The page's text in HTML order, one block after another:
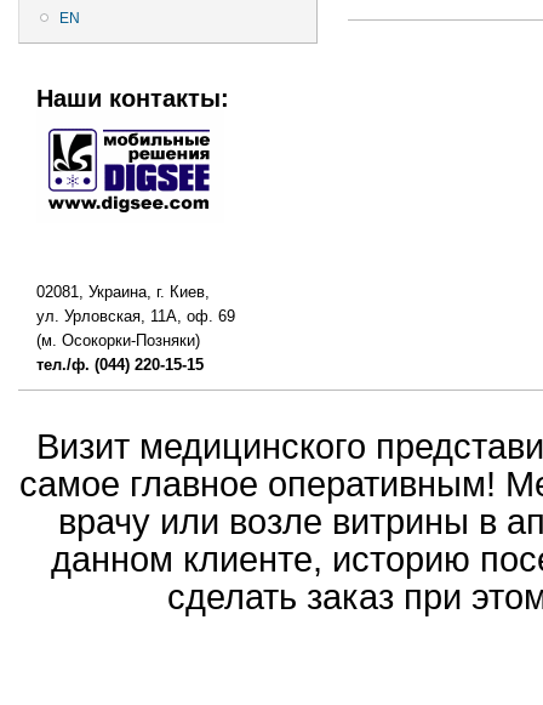
EN
Наши контакты:
02081, Украина, г. Киев,
ул. Урловская, 11А, оф. 69
(м. Осокорки-Позняки)
тел./ф. (044) 220-15-15
Визит медицинского
самое главное оперативным!
врачу или возле витрины в
данном клиенте, историю
сделать заказ при